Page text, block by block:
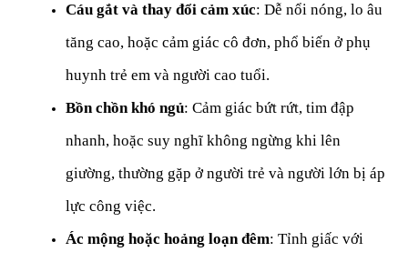
Cáu gắt và thay đổi cảm xúc: Dễ nổi nóng, lo âu
tăng cao, hoặc cảm giác cô đơn, phổ biến ở phụ
huynh trẻ em và người cao tuổi.
Bồn chồn khó ngủ: Cảm giác bứt rứt, tim đập
nhanh, hoặc suy nghĩ không ngừng khi lên
giường, thường gặp ở người trẻ và người lớn bị áp
lực công việc.
Ác mộng hoặc hoảng loạn đêm: Tỉnh giấc với